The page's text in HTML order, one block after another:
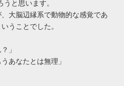
と思います。
大脳辺縁系で動物的な感覚であ
うことでした。
」
あなたとは無理」